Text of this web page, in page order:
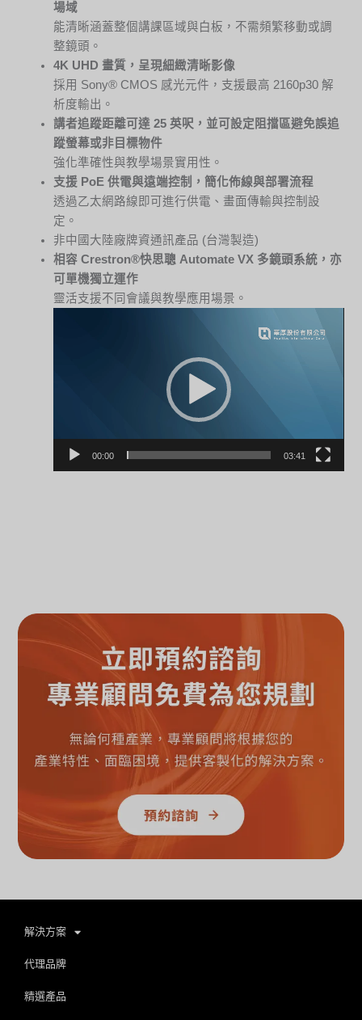
場域
能清晰涵蓋整個講課區域與白板，不需頻繁移動或調
整鏡頭。
4K UHD 畫質，呈現細緻清晰影像
採用 Sony® CMOS 感光元件，支援最高 2160p30 解
析度輸出。
講者追蹤距離可達 25 英呎，並可設定阻擋區避免誤追
蹤螢幕或非目標物件
強化準確性與教學場景實用性。
支援 PoE 供電與遠端控制，簡化佈線與部署流程
透過乙太網路線即可進行供電、畫面傳輸與控制設
定。
非中國大陸廠牌資通訊產品 (台灣製造)
相容 Crestron®快思聰 Automate VX 多鏡頭系統，亦
可單機獨立運作
靈活支援不同會議與教學應用場景。
00:00 03:41
解決方案
代理品牌
精選產品